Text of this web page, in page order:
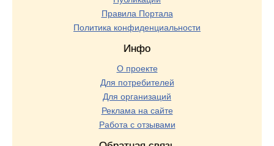
Правила Портала
Политика конфиденциальности
Инфо
О проекте
Для потребителей
Для организаций
Реклама на сайте
Работа с отзывами